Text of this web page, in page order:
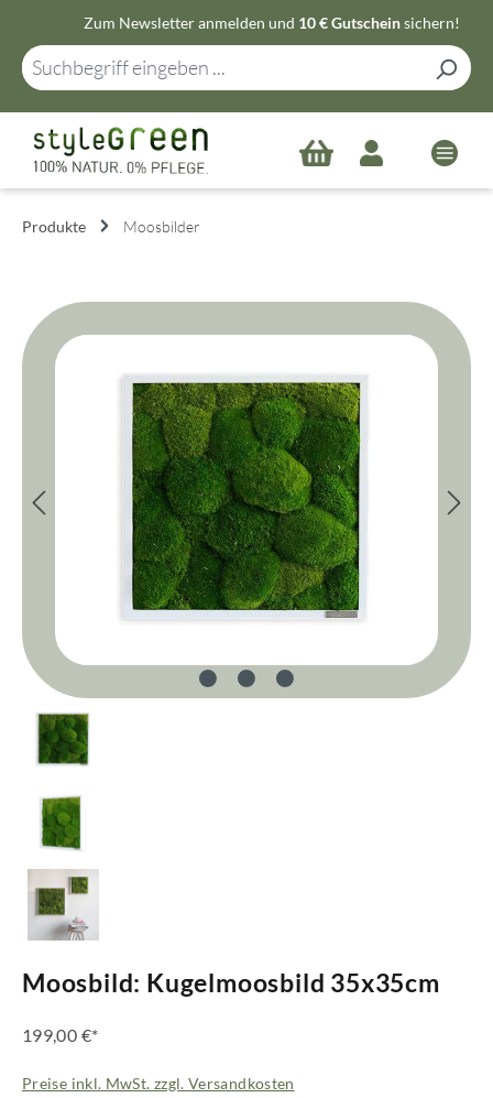
Zum Hauptinhalt springen
Zum Newsletter anmelden und 10 € Gutscheinsichern!
Produkte Moosbilder
Bildergalerie überspringen
Moosbild: Kugelmoosbild 35x35cm
199,00 €*
Preise inkl. MwSt. zzgl. Versandkosten